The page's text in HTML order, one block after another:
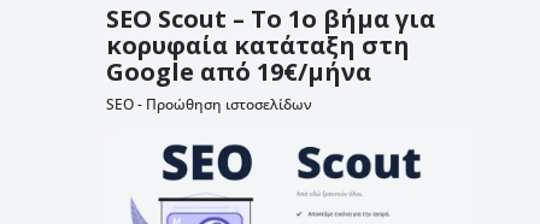
SEO Scout – Το 1ο βήμα για
κορυφαία κατάταξη στη
Google από 19€/μήνα
SEO - Προώθηση ιστοσελίδων